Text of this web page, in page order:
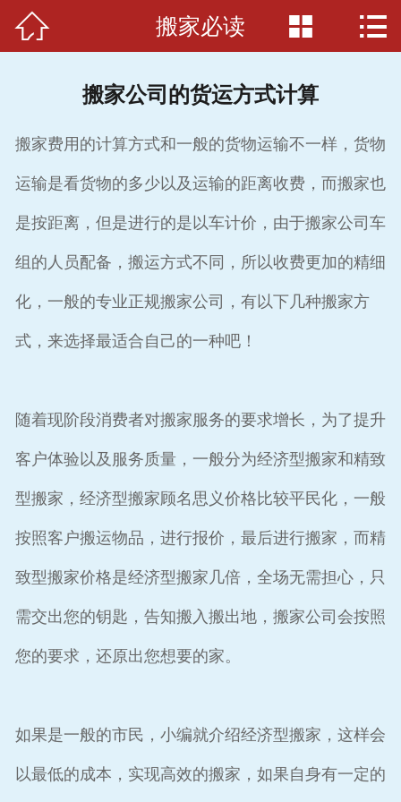
首页
案例展示
 搬家必读  
搬家公司的货运方式计算
搬家费用的计算方式和一般的货物运输不一样，货物
运输是看货物的多少以及运输的距离收费，而搬家也
是按距离，但是进行的是以车计价，由于搬家公司车
组的人员配备，搬运方式不同，所以收费更加的精细
化，一般的专业正规搬家公司，有以下几种搬家方
式，来选择最适合自己的一种吧！
随着现阶段消费者对搬家服务的要求增长，为了提升
客户体验以及服务质量，一般分为经济型搬家和精致
型搬家，经济型搬家顾名思义价格比较平民化，一般
按照客户搬运物品，进行报价，最后进行搬家，而精
致型搬家价格是经济型搬家几倍，全场无需担心，只
需交出您的钥匙，告知搬入搬出地，搬家公司会按照
您的要求，还原出您想要的家。
如果是一般的市民，小编就介绍经济型搬家，这样会
以最低的成本，实现高效的搬家，如果自身有一定的